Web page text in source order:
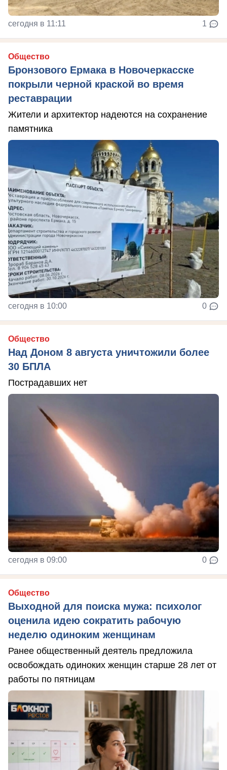
сегодня в 11:11 1
Общество
Бронзового Ермака в Новочеркасске
покрыли черной краской во время
реставрации
Жители и архитектор надеются на сохранение
памятника
сегодня в 10:00 0
Общество
Над Доном 8 августа уничтожили более
30 БПЛА
Пострадавших нет
сегодня в 09:00 0
Общество
Выходной для поиска мужа: психолог
оценила идею сократить рабочую
неделю одиноким женщинам
Ранее общественный деятель предложила
освобождать одиноких женщин старше 28 лет от
работы по пятницам